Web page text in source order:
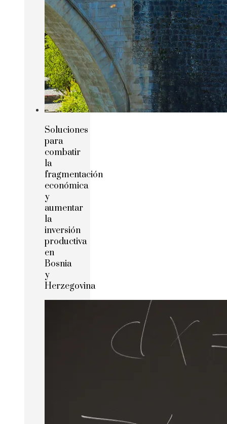
Soluciones
para
combatir
la
fragmentación
económica
y
aumentar
la
inversión
productiva
en
Bosnia
y
Herzegovina